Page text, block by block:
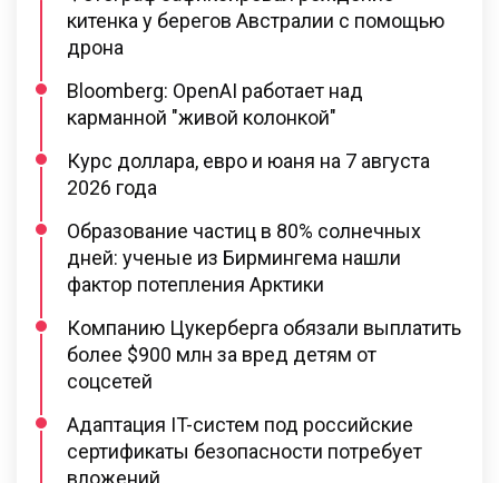
китенка у берегов Австралии с помощью
дрона
Bloomberg: OpenAI работает над
карманной "живой колонкой"
Курс доллара, евро и юаня на 7 августа
2026 года
Образование частиц в 80% солнечных
дней: ученые из Бирмингема нашли
фактор потепления Арктики
Компанию Цукерберга обязали выплатить
более $900 млн за вред детям от
соцсетей
Адаптация IT-систем под российские
сертификаты безопасности потребует
вложений